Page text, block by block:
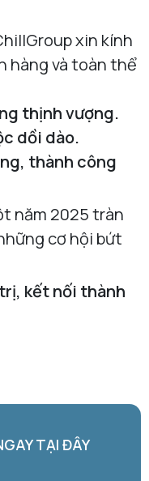
xin kính
hàng và toàn thể
thịnh vượng.
dồi dào.
thành công
năm 2025 tràn
cơ hội bứt
trị, kết nối thành
TẠI ĐÂY